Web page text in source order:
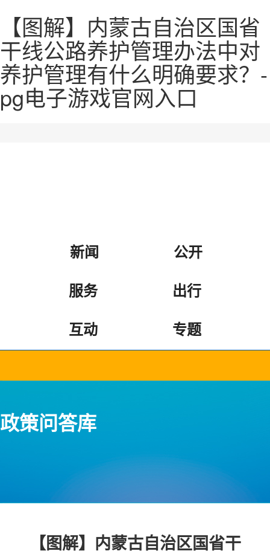
【图解】内蒙古自治区国省
干线公路养护管理办法中对
养护管理有什么明确要求？-
pg电子游戏官网入口
新闻 公开
服务 出行
互动 专题
政策问答库
【图解】内蒙古自治区国省干